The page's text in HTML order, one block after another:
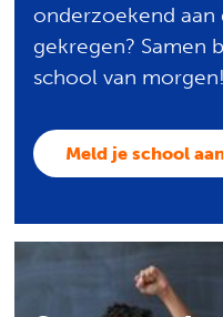
onderzoekend aan
gekregen? Samen
school van morgen!
Meld je school